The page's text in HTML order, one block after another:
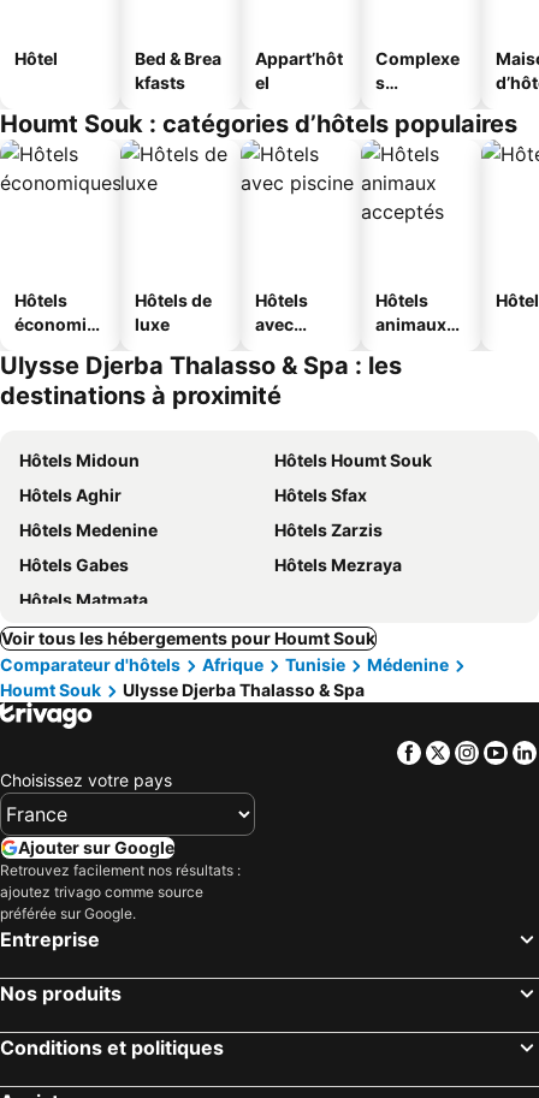
Hôtel
Bed & Brea
kfasts
Appart’hôt
el
Complexe
s
s
Houmt Souk : catégories d’hôtels populaires
Hôtels
économiq
Hôtels de
luxe
Hôtels
avec
Hôtels
animaux
Ulysse Djerba Thalasso & Spa : les
destinations à proximité
Hôtels Midoun
Hôtels Houmt Souk
Hôtels Aghir
Hôtels Sfax
Hôtels Medenine
Hôtels Zarzis
Hôtels Gabes
Hôtels Mezraya
Hôtels Matmata
Voir tous les hébergements pour Houmt Souk
Comparateur d'hôtels
Afrique Tunisie
Médenine
Houmt Souk
Ulysse Djerba Thalasso & Spa
Facebook
Twitter
Choisissez votre pays
Ajouter sur Google
Retrouvez facilement nos résultats :
ajoutez trivago comme source
préférée sur Google.
Entreprise
Nos produits
Conditions et politiques